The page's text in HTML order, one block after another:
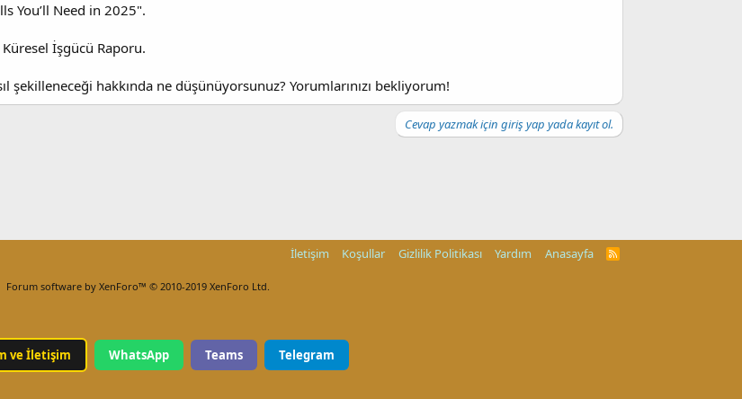
You’ll Need in 2025".
İşgücü Raporu.
şekilleneceği hakkında ne düşünüyorsunuz? Yorumlarınızı bekliyorum!
Cevap yazmak için giriş yap yada kayıt ol.
İletişim Koşullar Gizlilik Politikası Yardım Anasayfa
R
Forum software by XenForo™ © 2010-2019 XenForo Ltd.
ve İletişim WhatsApp Teams Telegram